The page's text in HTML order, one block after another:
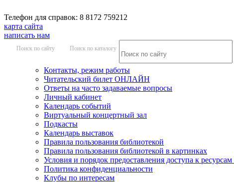
Телефон для справок: 8 8172 759212
карта сайта
написать нам
Поиск по сайту Поиск по каталогу
Контакты, режим работы
Читательский билет ОНЛАЙН
Ответы на часто задаваемые вопросы
Личный кабинет
Календарь событий
Виртуальный концертный зал
Подкасты
Календарь выставок
Правила пользования библиотекой
Правила пользования библиотекой в картинках
Условия и порядок предоставления доступа к
Политика конфиденциальности
Клубы по интересам